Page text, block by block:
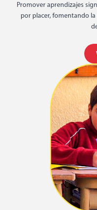
Promover aprendizajes
por placer, fomentando